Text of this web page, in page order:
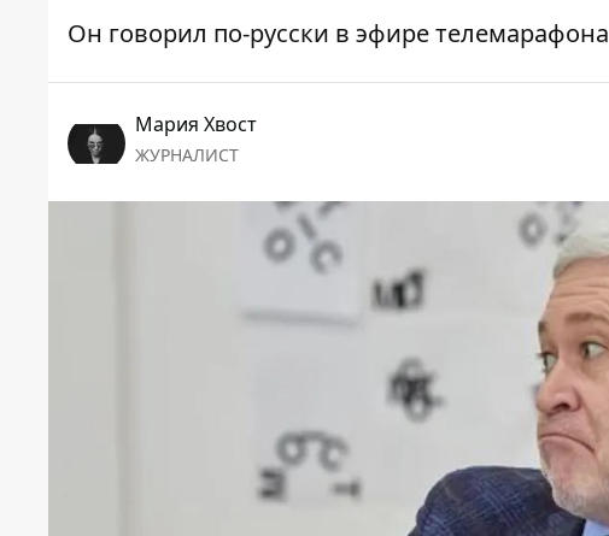
Он говорил по-русски в эфире телемарафона
Мария Хвост
ЖУРНАЛИСТ